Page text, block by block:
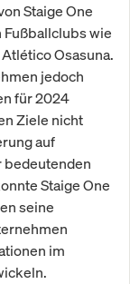
Staige One
wie
Osasuna.
jedoch
für 2024
Ziele nicht
auf
bedeutenden
Staige One
seine
im